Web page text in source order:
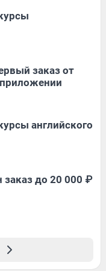
заказ от
английского
заказ до 20 000 ₽